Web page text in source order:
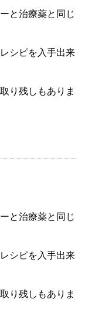
と治療薬と同じ
シピを入手出来
り残しもありま
と治療薬と同じ
シピを入手出来
り残しもありま